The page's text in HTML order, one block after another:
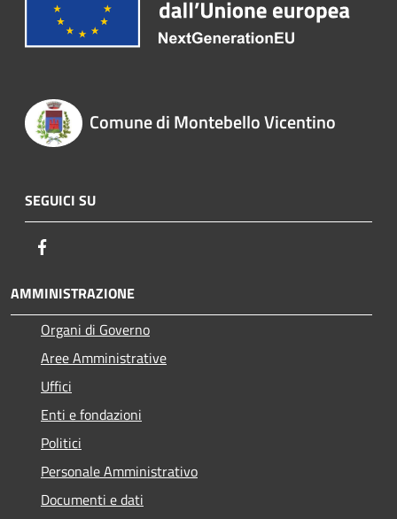
Comune di Montebello Vicentino
SEGUICI SU
AMMINISTRAZIONE
Organi di Governo
Aree Amministrative
Uffici
Enti e fondazioni
Politici
Personale Amministrativo
Documenti e dati